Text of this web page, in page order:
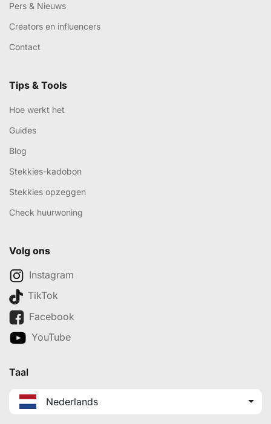
Pers & Nieuws
Creators en influencers
Contact
Tips & Tools
Hoe werkt het
Guides
Blog
Stekkies-kadobon
Stekkies opzeggen
Check huurwoning
Volg ons
Instagram
TikTok
Facebook
YouTube
Taal
Nederlands